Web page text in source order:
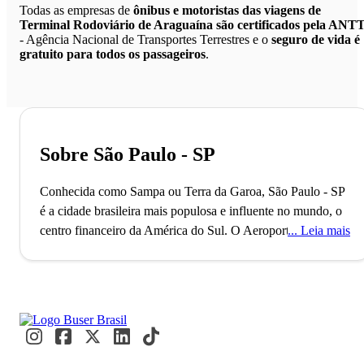
Todas as empresas de ônibus e motoristas das viagens de
Terminal Rodoviário de Araguaína são certificados pela
- Agência Nacional de Transportes Terrestres e o seguro de vida é
gratuito para todos os passageiros.
Sobre São Paulo - SP
Conhecida como Sampa ou Terra da Garoa, São Paulo - SP
é a cidade brasileira mais populosa e influente no mundo, o
centro financeiro da América do Sul. O Aeroporto de
eventos internacionais como a Bienal de Arte e a São Paulo
Fashion Week acontecem. Paulistanos e visitantes se
Leia mais